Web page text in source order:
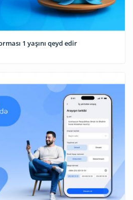
1 yaşını qeyd edir